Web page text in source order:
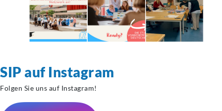
SIP auf Instagram
Folgen Sie uns auf Instagram!